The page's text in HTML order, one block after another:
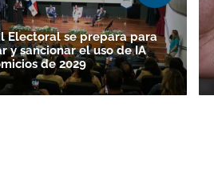
Electoral se prepara para
y sancionar el uso de IA
de 2029